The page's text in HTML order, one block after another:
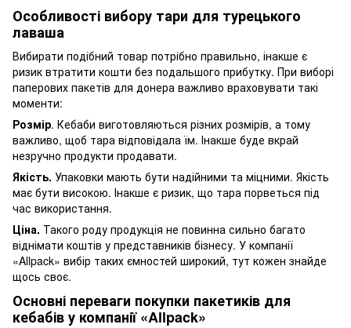
Особливості вибору тари для турецького
лаваша
Вибирати подібний товар потрібно правильно, інакше є
ризик втратити кошти без подальшого прибутку. При виборі
паперових пакетів для донера важливо враховувати такі
моменти:
Розмір. Кебаби виготовляються різних розмірів, а тому
важливо, щоб тара відповідала їм. Інакше буде вкрай
незручно продукти продавати.
Якість. Упаковки мають бути надійними та міцними. Якість
має бути високою. Інакше є ризик, що тара порветься під
час використання.
Ціна. Такого роду продукція не повинна сильно багато
віднімати коштів у представників бізнесу. У компанії
«Allpack» вибір таких ємностей широкий, тут кожен знайде
щось своє.
Основні переваги покупки пакетиків для
кебабів у компанії «Allpack»